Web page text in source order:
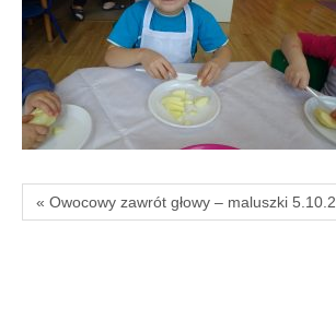
« Owocowy zawrót głowy – maluszki